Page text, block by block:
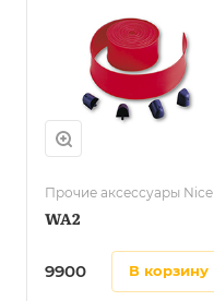
Прочие аксессуары Nice
WA2
9900 в корзину